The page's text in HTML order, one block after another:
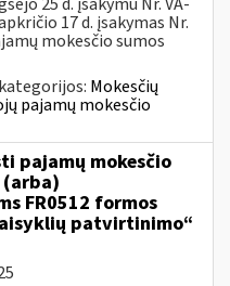
17 d. įsakymas Nr.
mokesčio sumos
Mokesčių
pajamų mokesčio
pajamų mokesčio
(arba)
FR0512 formos
patvirtinimo“